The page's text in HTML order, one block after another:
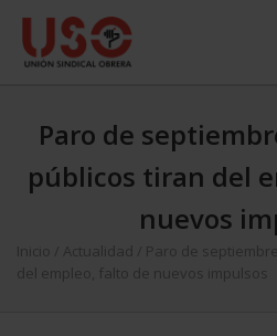
Paro de
públicos tiran del
nuevos
Inicio Actualidad
Paro de
del empleo, falto de nuevos impulsos